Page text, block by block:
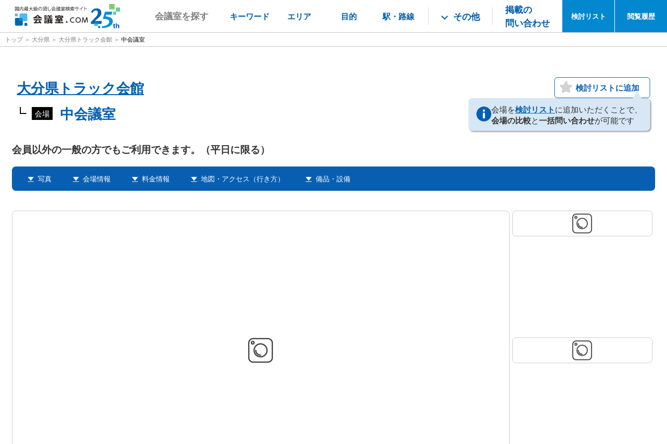
会議室を探す キーワード エリア 目的 駅・路線 その他
掲載の
問い合わせ
検討リスト 閲覧履歴
トップ 大分県 大分県トラック会館 中会議室
大分県トラック会館
会場 中会議室
検討リストに追加
会場を検討リストに追加いただくことで、
会場の比較と一括問い合わせが可能です
会員以外の一般の方でもご利用できます。（平日に限る）
写真 会場情報 料金情報 地図・アクセス（行き方） 備品・設備